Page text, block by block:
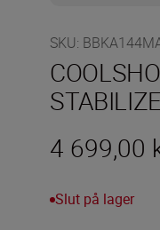
SKU:
4 699,00
Slut på lager